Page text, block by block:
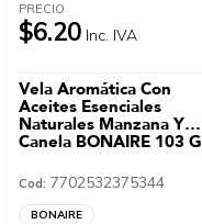
PRECIO
$6.20 Inc. IVA
Vela Aromática Con
Aceites Esenciales
Naturales Manzana Y
Canela BONAIRE 103 G
Cod: 7702532375344
BONAIRE